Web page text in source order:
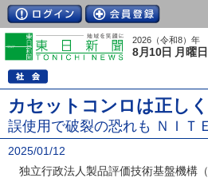
2026（令和8）年
8月10日 月曜日
カセットコンロは正し
誤使用で破裂の恐れも ＮＩＴ
2025/01/12
独立行政法人製品評価技術基盤機構